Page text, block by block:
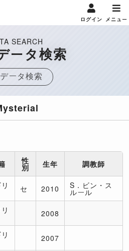
ログイン メニュー
SEARCH
ータ検索
データ検索
性
別 生年 調教師
セ 2010 S．ビン・ス
ルール
2008
2007